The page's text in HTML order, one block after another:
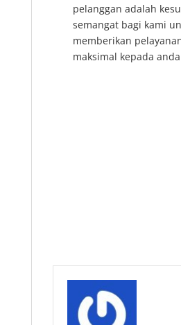
pelanggan adalah
semangat bagi kami
memberikan
maksimal kepada